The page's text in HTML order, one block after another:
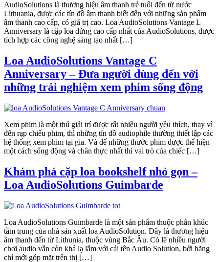
AudioSolutions là thương hiệu âm thanh trẻ tuổi đến từ nước
Lithuania, được các tín đồ âm thanh biết đến với những sản phẩm
âm thanh cao cấp, có giá trị cao. Loa AudioSolutions Vantage L
Anniversary là cặp loa đứng cao cấp nhất của AudioSolutions, được
tích hợp các công nghệ sáng tạo nhất […]
Loa AudioSolutions Vantage C
Anniversary – Đưa người dùng đến với
những trải nghiệm xem phim sống động
Xem phim là một thú giải trí được rất nhiều người yêu thích, thay vì
đến rạp chiếu phim, thì những tín đồ audiophile thường thiết lập các
hệ thống xem phim tại gia. Và để những thước phim được thể hiện
một cách sống động và chân thực nhất thì vai trò của chiếc […]
Khám phá cặp loa bookshelf nhỏ gọn –
Loa AudioSolutions Guimbarde
Loa AudioSolutions Guimbarde là một sản phẩm thuộc phân khúc
tầm trung của nhà sản xuất loa AudioSolution. Đây là thương hiệu
âm thanh đến từ Lithunia, thuộc vùng Bắc Âu. Có lẽ nhiều người
chơi audio vẫn còn khá lạ lẫm với cái tên Audio Solution, bởi hãng
chỉ mới góp mặt trên thị […]